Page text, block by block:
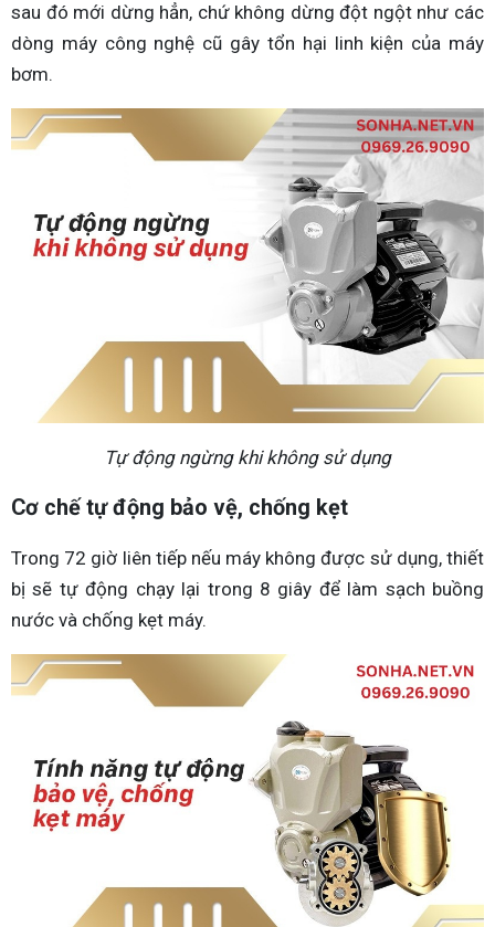
sau đó mới dừng hẳn, chứ không dừng đột ngột như các
dòng máy công nghệ cũ gây tổn hại linh kiện của máy
bơm.
Tự động ngừng khi không sử dụng
Cơ chế tự động bảo vệ, chống kẹt
Trong 72 giờ liên tiếp nếu máy không được sử dụng, thiết
bị sẽ tự động chạy lại trong 8 giây để làm sạch buồng
nước và chống kẹt máy.